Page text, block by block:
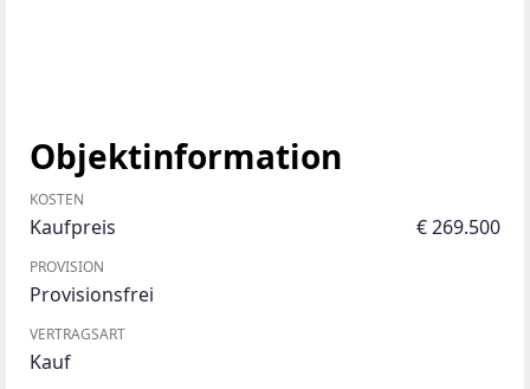
Objektinformation
KOSTEN
Kaufpreis € 269.500
PROVISION
Provisionsfrei
VERTRAGSART
Kauf